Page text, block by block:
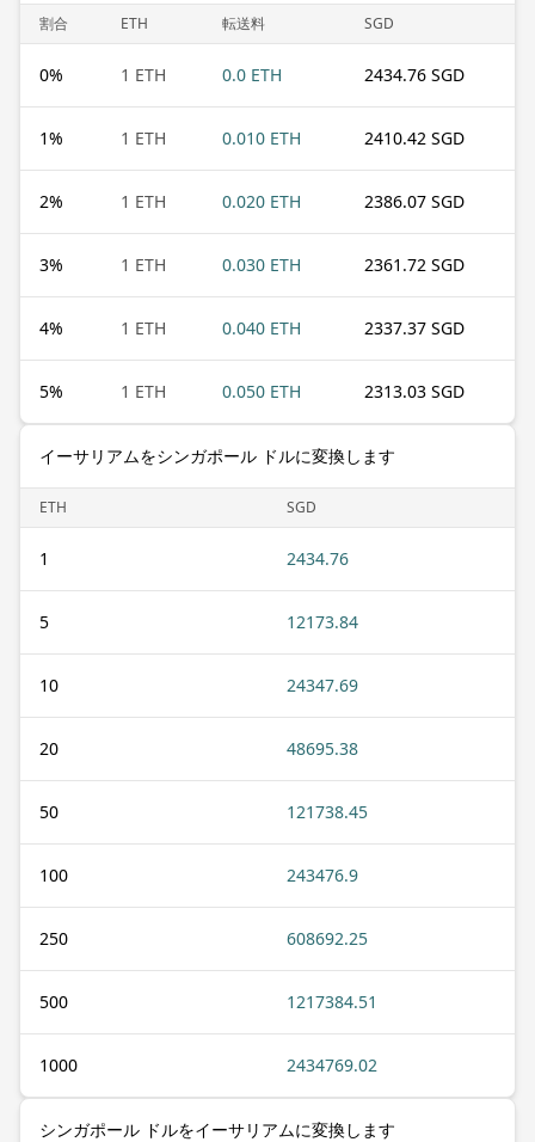
割合 ETH 転送料 SGD
0% 1 ETH 0.0 ETH 2434.76 SGD
1% 1 ETH 0.010 ETH 2410.42 SGD
2% 1 ETH 0.020 ETH 2386.07 SGD
3% 1 ETH 0.030 ETH 2361.72 SGD
4% 1 ETH 0.040 ETH 2337.37 SGD
5% 1 ETH 0.050 ETH 2313.03 SGD
イーサリアムをシンガポール ドルに変換します
ETH SGD
1 2434.76
5 12173.84
10 24347.69
20 48695.38
50 121738.45
100 243476.9
250 608692.25
500 1217384.51
1000 2434769.02
シンガポール ドルをイーサリアムに変換します